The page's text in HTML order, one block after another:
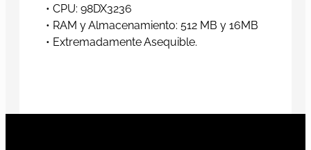
• CPU: 98DX3236
• RAM y Almacenamiento: 512 MB y 16MB
• Extremadamente Asequible.